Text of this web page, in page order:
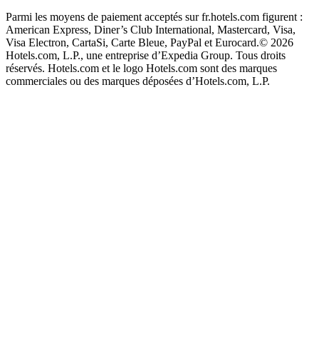
Parmi les moyens de paiement acceptés sur fr.hotels.com figurent :
American Express, Diner’s Club International, Mastercard, Visa,
Visa Electron, CartaSi, Carte Bleue, PayPal et Eurocard.© 2026
Hotels.com, L.P., une entreprise d’Expedia Group. Tous droits
réservés. Hotels.com et le logo Hotels.com sont des marques
commerciales ou des marques déposées d’Hotels.com, L.P.